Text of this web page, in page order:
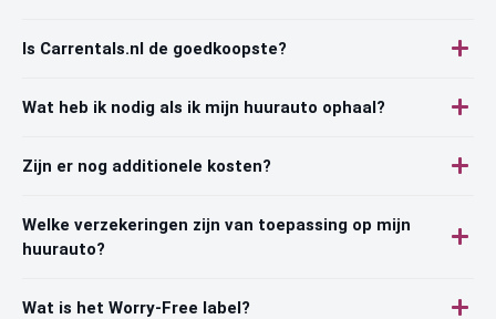
Is Carrentals.nl de goedkoopste?
Wat heb ik nodig als ik mijn huurauto ophaal?
Zijn er nog additionele kosten?
Welke verzekeringen zijn van toepassing op mijn
huurauto?
Wat is het Worry-Free label?